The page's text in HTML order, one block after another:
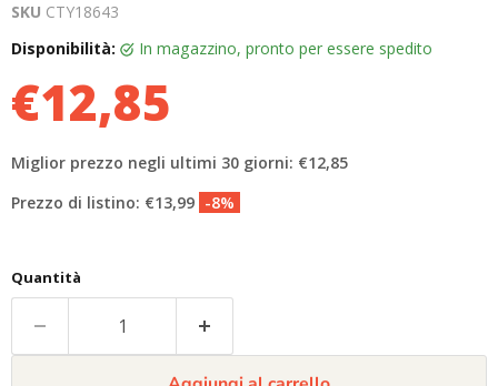
SKU CTY18643
Disponibilità:
in magazzino, pronto per essere spedito
€12,85
Miglior prezzo negli ultimi 30 giorni: €12,85
Prezzo di listino: €13,99 -8%
Quantità